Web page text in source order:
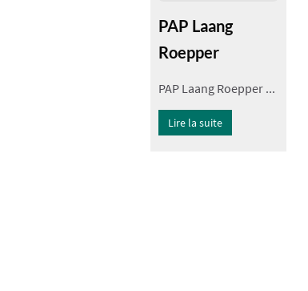
PAP Laang
Roepper
PAP Laang Roepper ...
Lire la suite